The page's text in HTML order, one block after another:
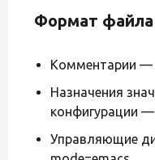
Формат файла
Комментарии —
Назначения
конфигурации
Управляющие